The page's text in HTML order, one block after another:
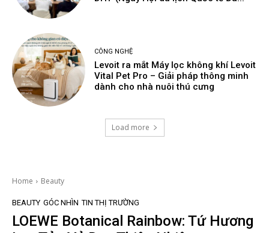
CÔNG NGHỆ
Levoit ra mắt Máy lọc không khí Levoit
Vital Pet Pro – Giải pháp thông minh
dành cho nhà nuôi thú cưng
Load more